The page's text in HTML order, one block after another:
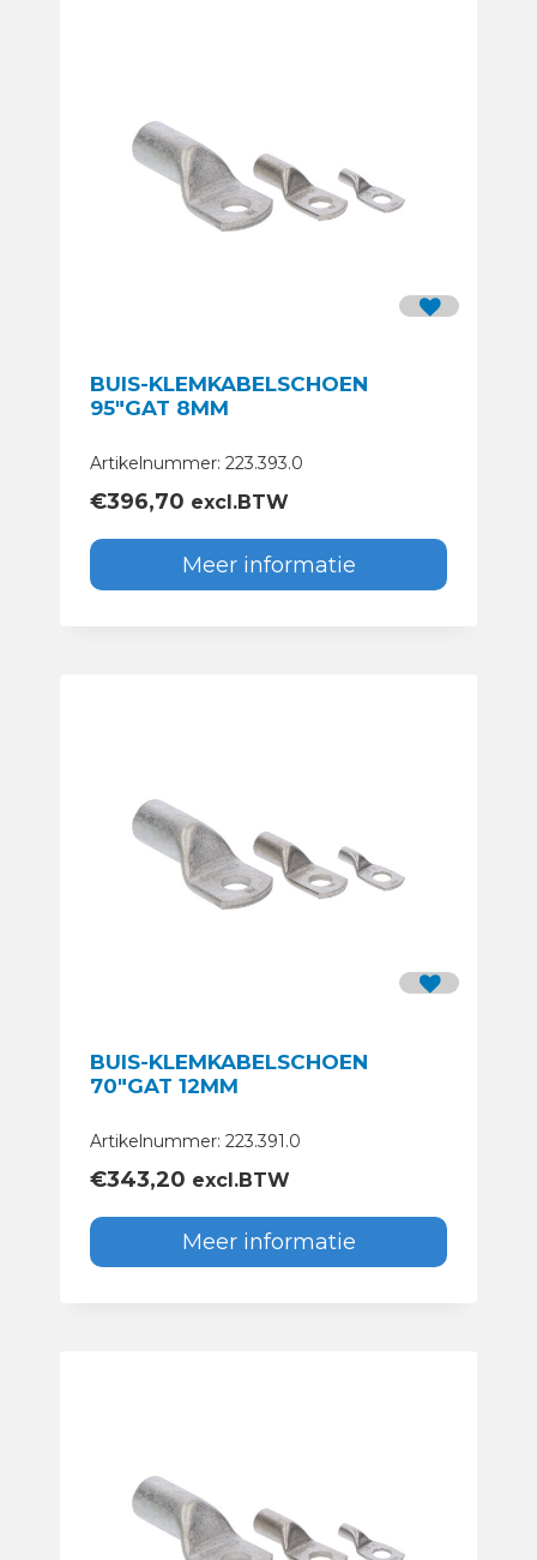
BUIS-KLEMKABELSCHOEN
95″GAT 8MM
Artikelnummer: 223.393.0
€396,70 excl.BTW
Meer informatie
BUIS-KLEMKABELSCHOEN
70″GAT 12MM
Artikelnummer: 223.391.0
€343,20 excl.BTW
Meer informatie